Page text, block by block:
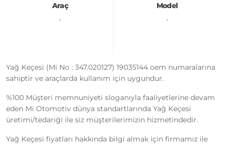
Araç
-
Model
-
Yağ Keçesi (Mi No : 347.020127) 19035144 oem numaralarına
sahiptir ve araçlarda kullanım için uygundur.
%100 Müşteri memnuniyeti sloganıyla faaliyetlerine devam
eden Mi Otomotiv dünya standartlarında Yağ Keçesi
üretimi/tedariği ile siz müşterilerimizin hizmetindedir.
Yağ Keçesi fiyatları hakkında bilgi almak için firmamız ile